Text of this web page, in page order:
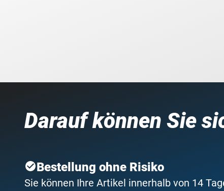
Darauf können Sie
Bestellung ohne Risiko
Sie können Ihre Artikel innerhalb von 14